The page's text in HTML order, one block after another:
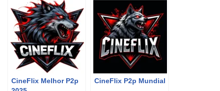
CineFlix Melhor P2p
CineFlix P2p Mundial